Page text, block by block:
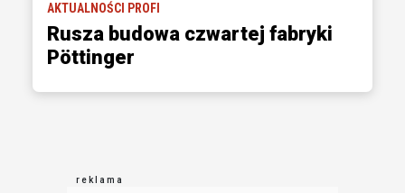
AKTUALNOŚCI PROFI
Rusza budowa czwartej fabryki
Pöttinger